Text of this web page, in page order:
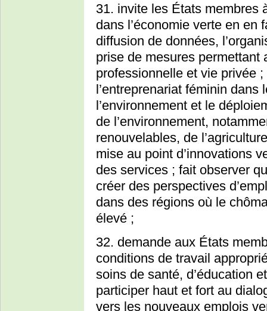
31. invite les États membres
dans l’économie verte en en
diffusion de données,
prise de mesures
professionnelle et vie privée
l’entreprenariat féminin
l’environnement et le
de l’environnement,
renouvelables, de
mise au point d’innovations
des services ; fait observer
créer des perspectives
dans des régions où le
élevé ;
32. demande aux États
conditions de travail
soins de santé, d’éducation
participer haut et fort au
vers les nouveaux emplois